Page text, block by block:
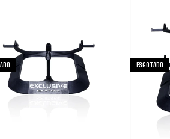
ESGOTADO